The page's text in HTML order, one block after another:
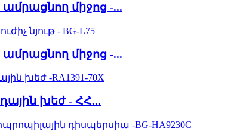
միջոց -...
միջոց -...
խեժ - ՀՀ...